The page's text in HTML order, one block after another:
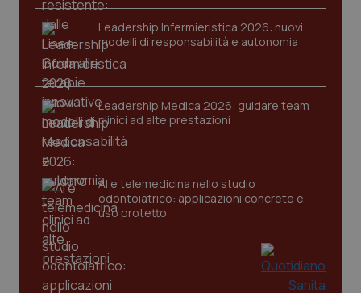
Leadership Infermieristica 2026: nuovi
modelli di responsabilità e autonomia
Leadership Medica 2026: guidare team
clinici ad alte prestazioni
AI e telemedicina nello studio
odontoiatrico: applicazioni concrete e
uso protetto
tracking-enable
tracking-sites-ironfish-
session-id
www.quotidianosanita.it
_ga
Google LLC
.quotidianosanita.it